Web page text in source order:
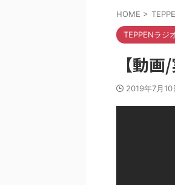
HOME >
TEPPENラジ
【動
2019年7月10